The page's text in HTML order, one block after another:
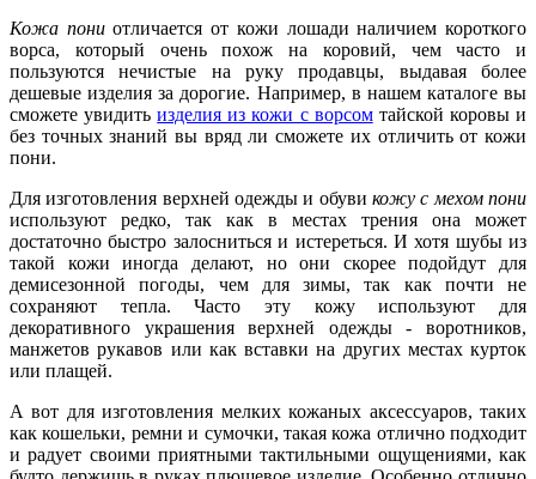
Кожа пониотличается от кожи лошади наличием короткого
ворса, который очень похож на коровий, чем часто и
пользуются нечистые на руку продавцы, выдавая более
дешевые изделия за дорогие. Например, в нашем каталоге вы
сможете увидитьизделия из кожи с ворсомтайской коровы и
без точных знаний вы вряд ли сможете их отличить от кожи
пони.
Для изготовления верхней одежды и обуви кожу с мехом пони
используют редко, так как в местах трения она может
достаточно быстро залосниться и истереться. И хотя шубы из
такой кожи иногда делают, но они скорее подойдут для
демисезонной погоды, чем для зимы, так как почти не
сохраняют тепла. Часто эту кожу используют для
декоративного украшения верхней одежды - воротников,
манжетов рукавов или как вставки на других местах курток
или плащей.
А вот для изготовления мелких кожаных аксессуаров, таких
как кошельки, ремни и сумочки, такая кожа отлично подходит
и радует своими приятными тактильными ощущениями, как